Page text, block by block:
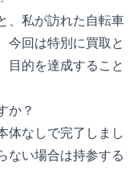
、私が訪れた自転車
今回は特別に買取と
目的を達成すること
か？
体なしで完了しまし
ない場合は持参する